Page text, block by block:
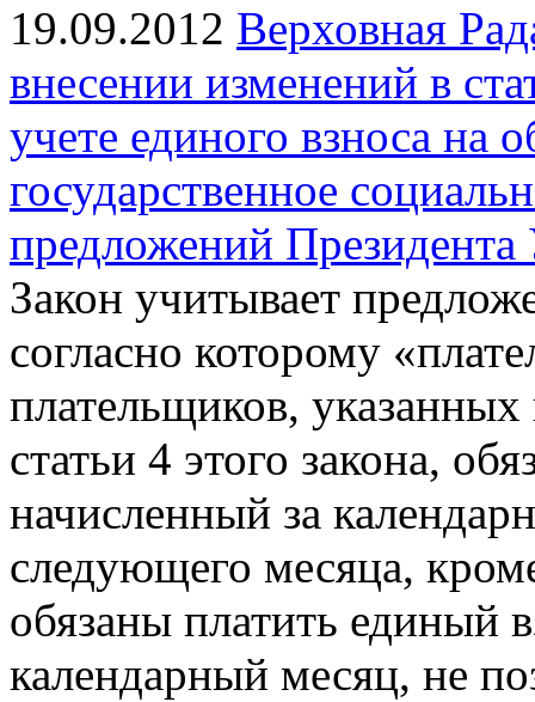
19.09.2012 Верховная
внесении изменений в
учете единого взноса на
государственное
предложений
Закон учитывает
согласно которому
плательщиков,
статьи 4 этого закона,
начисленный за
следующего месяца,
обязаны платить единый
календарный месяц, не